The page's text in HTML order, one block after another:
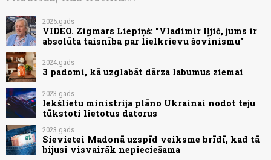
2025.gads
VIDEO. Zigmars Liepiņš: "Vladimir Iļjič, jums ir
absolūta taisnība par lielkrievu šovinismu"
2024.gads
3 padomi, kā uzglabāt dārza labumus ziemai
2023.gads
Iekšlietu ministrija plāno Ukrainai nodot teju
tūkstoti lietotus datorus
2023.gads
Sievietei Madonā uzspīd veiksme brīdī, kad tā
bijusi visvairāk nepieciešama